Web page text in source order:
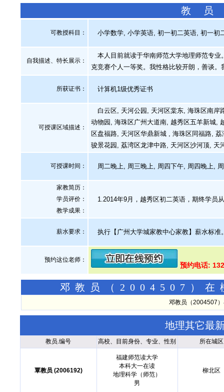
教 员
可教授科目： 小学数学, 小学英语, 初一初二英语, 初一初
自我描述、特长展示 ：
本人目前就读于华南师范大学地理师范专业
克竞赛个人一等奖。我性格比较开朗，善谈
所获证书 ： 计算机1级优秀证书
可授课区域描述：
白云区, 天河公园, 天河区棠东, 海珠区南岸
动物园, 海珠区广州大道南, 越秀区五羊新城,
区盘福路, 天河区华鼎新城 , 海珠区同福路,
骏景花园, 荔湾区龙津中路, 天河区沙河顶,
可授课时间： 周二晚上, 周三晚上, 周四下午, 周四晚上,
家教简历：
学员评价：
教学成果：
1.2014年9月，越秀区初二英语，期终学员
薪水要求： 执行【广州大学城家教中心家教】薪水标准
预约这位老师：
预约电话:
邓教员（2004507）在
邓教员（2004507
地理其它最
教员.编号 高校、目前身份、专业、性别 所在城区
覃教员 (2006192)
福建师范读大学
本科大一在读
地理科学（师范）
男
柳北区